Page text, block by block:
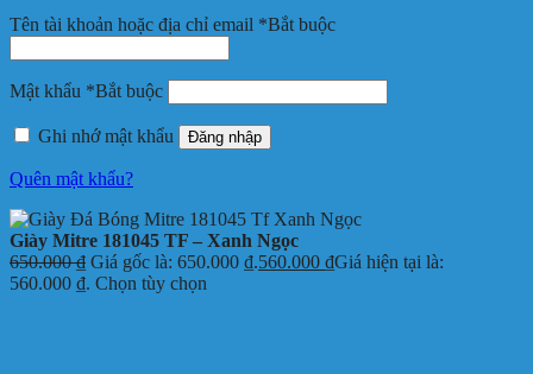
Tên tài khoản hoặc địa chỉ email *Bắt buộc
Mật khẩu *Bắt buộc
Ghi nhớ mật khẩu Đăng nhập
Quên mật khẩu?
Giày Mitre 181045 TF – Xanh Ngọc
650.000₫ Giá gốc là: 650.000 ₫.560.000 ₫Giá hiện tại là:
560.000 ₫. Chọn tùy chọn